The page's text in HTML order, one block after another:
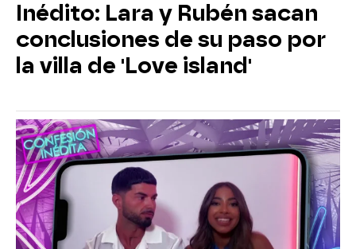
Inédito: Lara y Rubén sacan
conclusiones de su paso por
la villa de 'Love island'